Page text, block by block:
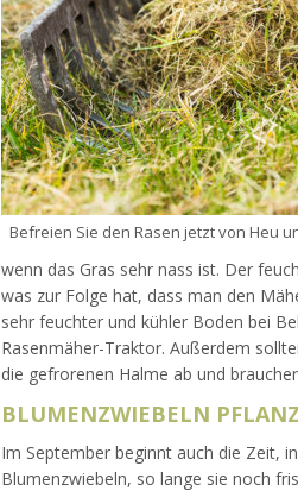
Befreien Sie den Rasen jetzt von Heu
wenn das Gras sehr nass ist. Der
was zur Folge hat, dass man den
sehr feuchter und kühler Boden bei
Rasenmäher-Traktor. Außerdem
die gefrorenen Halme ab und
BLUMENZWIEBELN
Im September beginnt auch die Zeit,
Blumenzwiebeln, so lange sie noch